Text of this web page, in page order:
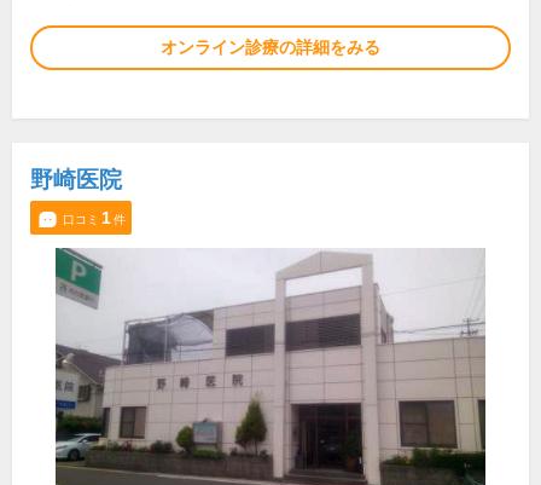
オンライン診療の詳細をみる
野崎医院
口コミ 1件